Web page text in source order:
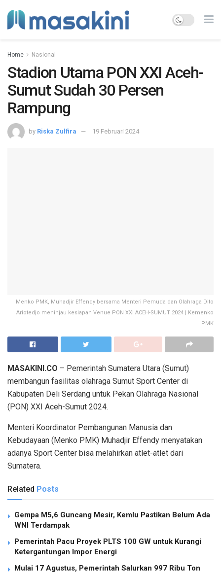
Home Nasional
Stadion Utama PON XXI Aceh-
Sumut Sudah 30 Persen
Rampung
by Riska Zulfira 19 Februari 2024
Menko PMK, Muhadjir Effendy bersama Menteri Pemuda dan Olahraga Dito
Ariotedjo meninjau kesiapan Venue PON XXI ACEH-SUMUT 2024 | Kemenko
PMK
MASAKINI.CO – Pemerintah Sumatera Utara (Sumut)
membangun fasilitas olahraga Sumut Sport Center di
Kabupaten Deli Serdang untuk Pekan Olahraga Nasional
(PON) XXI Aceh-Sumut 2024.
Menteri Koordinator Pembangunan Manusia dan
Kebudayaan (Menko PMK) Muhadjir Effendy menyatakan
adanya Sport Center bisa melahirkan atlet-atlet dari
Sumatera.
Related Posts
Gempa M5,6 Guncang Mesir, Kemlu Pastikan Belum Ada
WNI Terdampak
Pemerintah Pacu Proyek PLTS 100 GW untuk Kurangi
Ketergantungan Impor Energi
Mulai 17 Agustus, Pemerintah Salurkan 997 Ribu Ton